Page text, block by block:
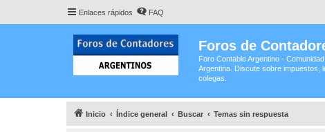
Enlaces rápidos FAQ
Foros de
Foro Contable Argentino -
Argentina. Discute sobre impuestos,
colegas.
Inicio Índice general Buscar Temas sin respuesta